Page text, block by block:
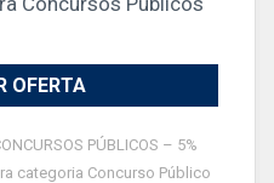
OFERTA
PÚBLICOS – 5%
categoria Concurso Público